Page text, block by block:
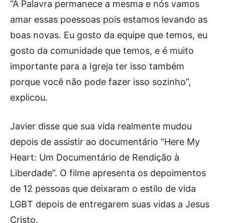
“A Palavra permanece a mesma e nós vamos
amar essas poessoas pois estamos levando as
boas novas. Eu gosto da equipe que temos, eu
gosto da comunidade que temos, e é muito
importante para a Igreja ter isso também
porque você não pode fazer isso sozinho”,
explicou.
Javier disse que sua vida realmente mudou
depois de assistir ao documentário “Here My
Heart: Um Documentário de Rendição à
Liberdade”. O filme apresenta os depoimentos
de 12 pessoas que deixaram o estilo de vida
LGBT depois de entregarem suas vidas a Jesus
Cristo.